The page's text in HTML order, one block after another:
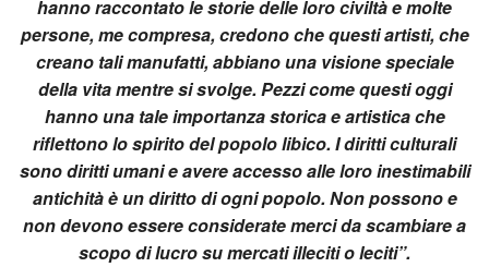
hanno raccontato le storie delle loro civiltà e molte
persone, me compresa, credono che questi artisti, che
creano tali manufatti, abbiano una visione speciale
della vita mentre si svolge. Pezzi come questi oggi
hanno una tale importanza storica e artistica che
riflettono lo spirito del popolo libico. I diritti culturali
sono diritti umani e avere accesso alle loro inestimabili
antichità è un diritto di ogni popolo. Non possono e
non devono essere considerate merci da scambiare a
scopo di lucro su mercati illeciti o leciti”.